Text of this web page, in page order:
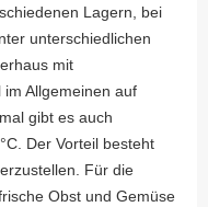
Lagern, bei
unterschiedlichen
mit
Allgemeinen auf
gibt es auch
Der Vorteil besteht
Für die
Obst und Gemüse